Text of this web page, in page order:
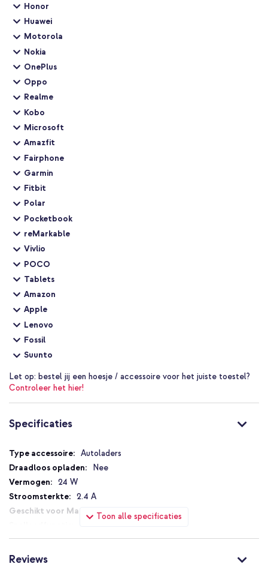
Honor
Huawei
Motorola
Nokia
OnePlus
Oppo
Realme
Kobo
Microsoft
Amazfit
Fairphone
Garmin
Fitbit
Polar
Pocketbook
reMarkable
Vivlio
POCO
Tablets
Amazon
Apple
Lenovo
Fossil
Suunto
Let op: bestel jij een hoesje / accessoire voor het juiste toestel?
Controleer het hier!
Specificaties
Toon alle specificaties
Specificaties
Autoladers
Nee
24 W
2.4 A
Nee
Power Delivery 3.0
Reviews